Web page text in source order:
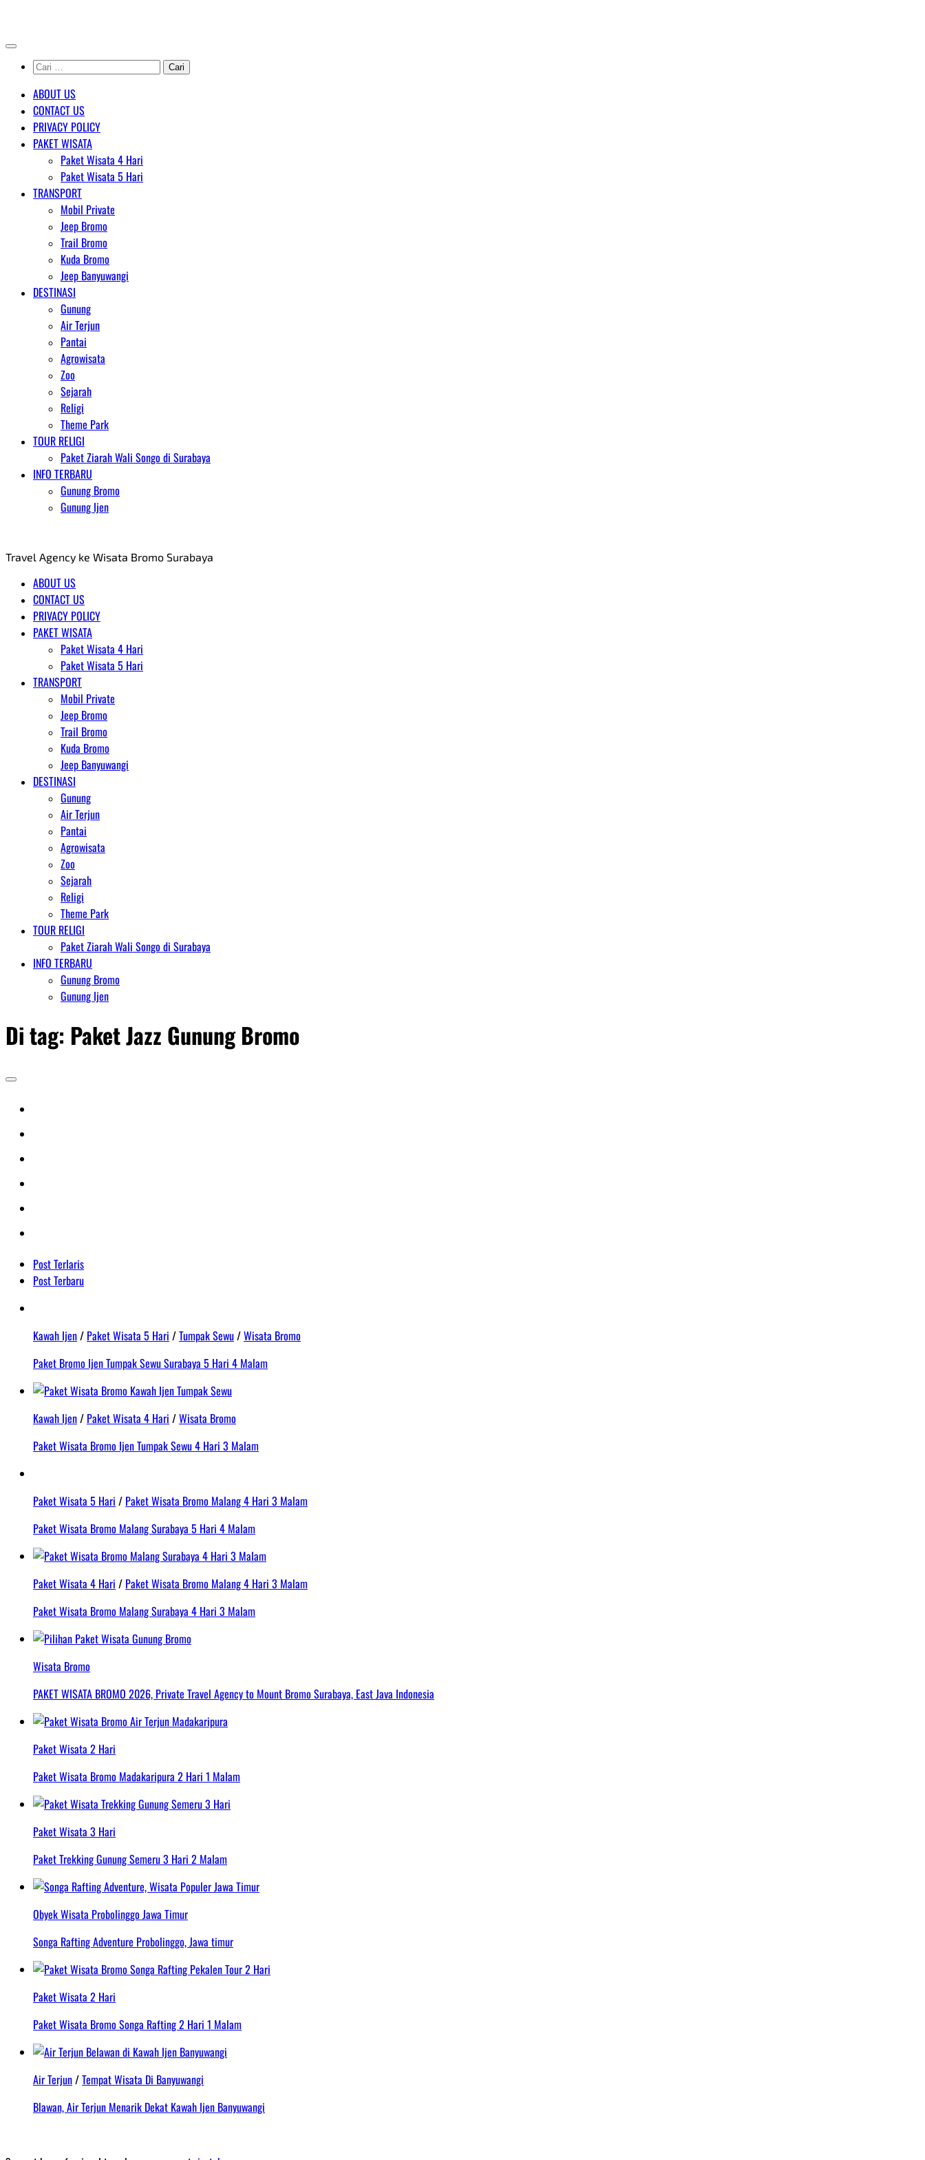
content
Cari
untuk:
ABOUT US
CONTACT US
PRIVACY POLICY
PAKET WISATA
Paket Wisata 4 Hari
Paket Wisata 5 Hari
TRANSPORT
Mobil Private
Jeep Bromo
Trail Bromo
Kuda Bromo
Jeep Banyuwangi
DESTINASI
Gunung
Air Terjun
Pantai
Agrowisata
Zoo
Sejarah
Religi
Theme Park
TOUR RELIGI
Paket Ziarah Wali Songo di Surabaya
INFO TERBARU
Gunung Bromo
Gunung Ijen
Travel Agency ke Wisata Bromo Surabaya
ABOUT US
CONTACT US
PRIVACY POLICY
PAKET WISATA
Paket Wisata 4 Hari
Paket Wisata 5 Hari
TRANSPORT
Mobil Private
Jeep Bromo
Trail Bromo
Kuda Bromo
Jeep Banyuwangi
DESTINASI
Gunung
Air Terjun
Pantai
Agrowisata
Zoo
Sejarah
Religi
Theme Park
TOUR RELIGI
Paket Ziarah Wali Songo di Surabaya
INFO TERBARU
Gunung Bromo
Gunung Ijen
Di tag: Paket Jazz Gunung Bromo
Post Terlaris
Post Terbaru
Kawah Ijen/ Paket Wisata 5 Hari /Tumpak Sewu/Wisata Bromo
Paket Bromo Ijen Tumpak Sewu Surabaya 5 Hari 4 Malam
Kawah Ijen/ Paket Wisata 4 Hari /Wisata Bromo
Paket Wisata Bromo Ijen Tumpak Sewu 4 Hari 3 Malam
Paket Wisata 5 Hari / Paket Wisata Bromo Malang 4 Hari 3 Malam
Paket Wisata Bromo Malang Surabaya 5 Hari 4 Malam
Paket Wisata 4 Hari / Paket Wisata Bromo Malang 4 Hari 3 Malam
Paket Wisata Bromo Malang Surabaya 4 Hari 3 Malam
Wisata Bromo
PAKET WISATA BROMO 2026, Private Travel Agency to Mount Bromo Surabaya, East Java Indonesia
Paket Wisata 2 Hari
Paket Wisata Bromo Madakaripura 2 Hari 1 Malam
Paket Wisata 3 Hari
Paket Trekking Gunung Semeru 3 Hari 2 Malam
Obyek Wisata Probolinggo Jawa Timur
Songa Rafting Adventure Probolinggo, Jawa timur
Paket Wisata 2 Hari
Paket Wisata Bromo Songa Rafting 2 Hari 1 Malam
Air Terjun/Tempat Wisata Di Banyuwangi
Blawan, Air Terjun Menarik Dekat Kawah Ijen Banyuwangi